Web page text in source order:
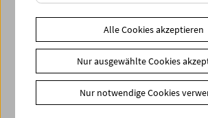
News
Fotos unserer Gäste
Gästebuch
Alle Cookies akzeptieren
Nur ausgewählte Cookies
Nur notwendige Cookies